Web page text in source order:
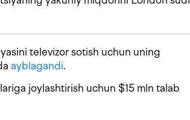
televizor sotish uchun uning
ayblagandi.
joylashtirish uchun $15 mln talab